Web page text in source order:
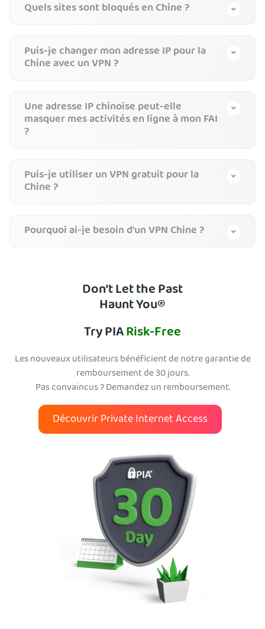
Quels sites sont bloqués en Chine ?
Puis-je changer mon adresse IP pour la
Chine avec un VPN ?
Une adresse IP chinoise peut-elle
masquer mes activités en ligne à mon FAI
?
Puis-je utiliser un VPN gratuit pour la
Chine ?
Pourquoi ai-je besoin d’un VPN Chine ?
Don’t Let the Past
Haunt You®
Try PIARisk-Free
Les nouveaux utilisateurs bénéficient de notre garantie de
remboursement de 30 jours.
Pas convaincus ? Demandez un remboursement.
Découvrir Private Internet Access